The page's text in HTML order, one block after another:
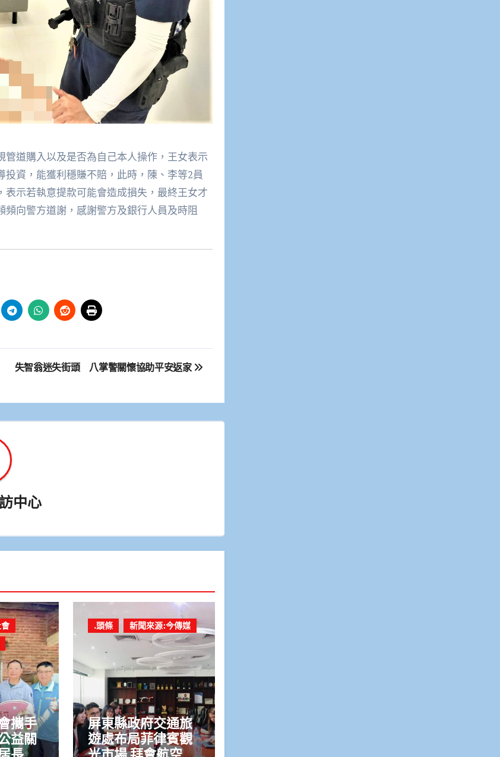
道購入以及是否為自己本人操作，王女表示
資，能獲利穩賺不賠，此時，陳、李等2員
示若執意提款可能會造成損失，最終王女才
向警方道謝，感謝警方及銀行人員及時阻
失智翁迷失街頭 八掌警關懷協助平安返家
中心
攜手
益關
.頭條 新聞來源:今傳媒
屏東縣政府交通旅
遊處布局菲律賓觀